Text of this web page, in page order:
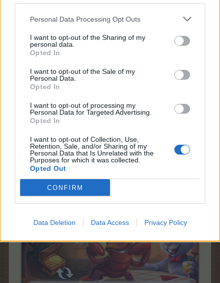
Personal Data Processing Opt Outs
I want to opt-out of the Sharing of my
personal data.
Opted In
I want to opt-out of the Sale of my
Personal Data.
Opted In
I want to opt-out of processing my
Personal Data for Targeted Advertising.
Opted In
I want to opt-out of Collection, Use,
Retention, Sale, and/or Sharing of my
Personal Data that Is Unrelated with the
Purposes for which it was collected.
Opted Out
CONFIRM
Data Deletion Data Access Privacy Policy
двамата срещу лалогулдени!
Повече информация
А също така вече ще можете и да обновявате
Това ще бъде възможно за отделна незавършена
поръчка или за всички незавършени поръчки на
Първото обновяване на поръчка ще струва 2 ЛГ
(минимален размер), за всяко следващо обновяване
максималния размер от 5 ЛГ. Цената за обновяване
на поръчка
ще се възстанови до минималния си размер в
началото на следващия ден.​